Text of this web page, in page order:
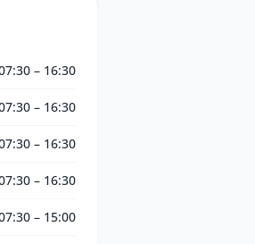
– 16:30
– 16:30
– 16:30
– 16:30
– 15:00